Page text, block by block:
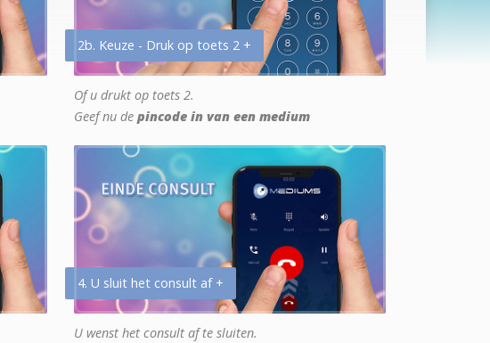
2b. Keuze - Druk op toets 2 +
Of u drukt op toets 2.
Geef nu de pincode in van een medium
4. U sluit het consult af +
U wenst het consult af te sluiten.